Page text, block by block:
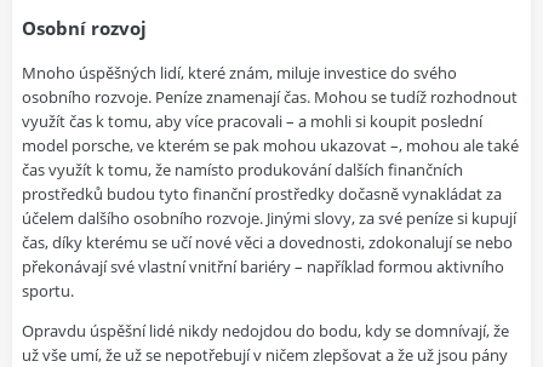
Osobní rozvoj
Mnoho úspěšných lidí, které znám, miluje investice do svého
osobního rozvoje. Peníze znamenají čas. Mohou se tudíž rozhodnout
využít čas k tomu, aby více pracovali – a mohli si koupit poslední
model porsche, ve kterém se pak mohou ukazovat –, mohou ale také
čas využít k tomu, že namísto produkování dalších finančních
prostředků budou tyto finanční prostředky dočasně vynakládat za
účelem dalšího osobního rozvoje. Jinými slovy, za své peníze si kupují
čas, díky kterému se učí nové věci a dovednosti, zdokonalují se nebo
překonávají své vlastní vnitřní bariéry – například formou aktivního
sportu.
Opravdu úspěšní lidé nikdy nedojdou do bodu, kdy se domnívají, že
už vše umí, že už se nepotřebují v ničem zlepšovat a že už jsou pány